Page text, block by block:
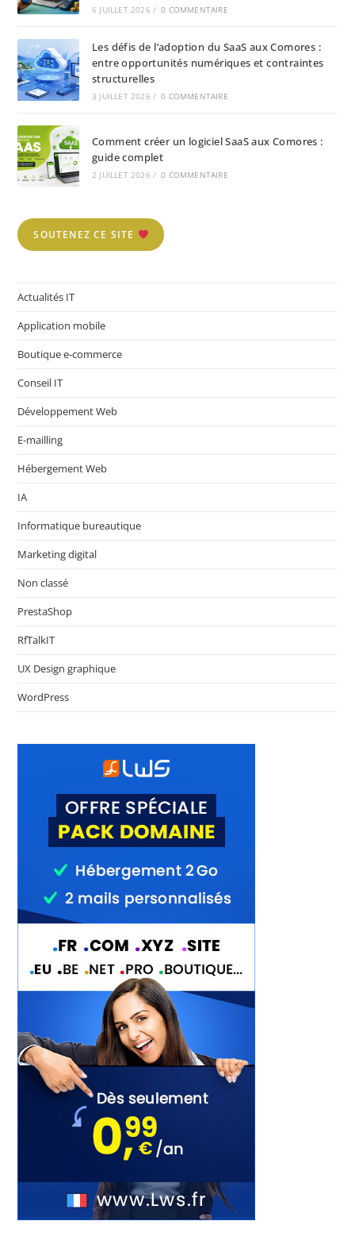
6 JUILLET 2026 / 0 COMMENTAIRE
Les défis de l’adoption du SaaS aux Comores :
entre opportunités numériques et contraintes
structurelles
3 JUILLET 2026 / 0 COMMENTAIRE
Comment créer un logiciel SaaS aux Comores :
guide complet
2 JUILLET 2026 / 0 COMMENTAIRE
SOUTENEZ CE SITE
Actualités IT
Application mobile
Boutique e-commerce
Conseil IT
Développement Web
E-mailling
Hébergement Web
IA
Informatique bureautique
Marketing digital
Non classé
PrestaShop
RfTalkIT
UX Design graphique
WordPress